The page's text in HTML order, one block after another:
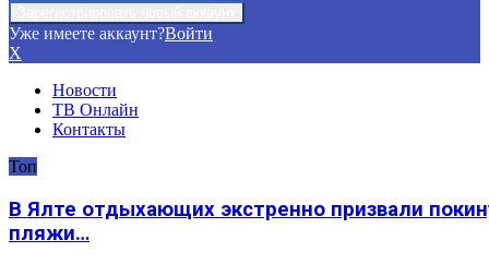
Уже имеете аккаунт?Войти
X
Новости
ТВ Онлайн
Контакты
Топ
В Ялте отдыхающих экстренно призвали
пляжи…